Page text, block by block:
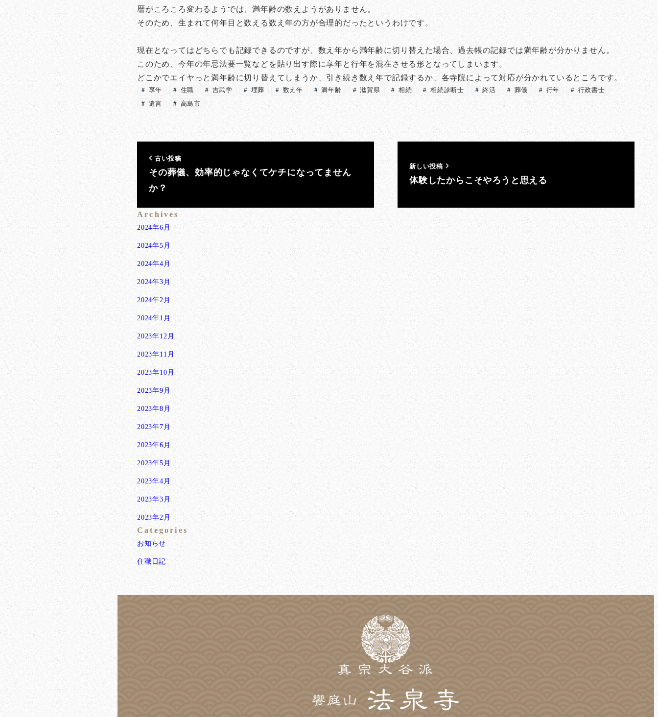
暦がころころ変わるようでは、満年齢の数えようがありません。
そのため、生まれて何年目と数える数え年の方が合理的だったというわけです。
現在となってはどちらでも記録できるのですが、数え年から満年齢に切り替えた場合、過去帳の記録では満年齢が分かりません。
このため、今年の年忌法要一覧などを貼り出す際に享年と行年を混在させる形となってしまいます。
どこかでエイヤっと満年齢に切り替えてしまうか、引き続き数え年で記録するか、各寺院によって対応が分かれているところです。
享年 住職 吉武学 埋葬 数え年 満年齢 滋賀県 相続 相続診断士 終活 葬儀 行年
行政書士
遺言
高島市
古い投稿
その葬儀、効率的じゃなくてケチになってません
か？
新しい投稿
体験したからこそやろうと思える
Archives
2024年6月
2024年5月
2024年4月
2024年3月
2024年2月
2024年1月
2023年12月
2023年11月
2023年10月
2023年9月
2023年8月
2023年7月
2023年6月
2023年5月
2023年4月
2023年3月
2023年2月
Categories
お知らせ
住職日記